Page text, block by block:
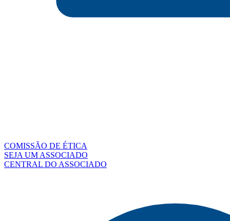
COMISSÃO DE ÉTICA
SEJA UM ASSOCIADO
CENTRAL DO ASSOCIADO